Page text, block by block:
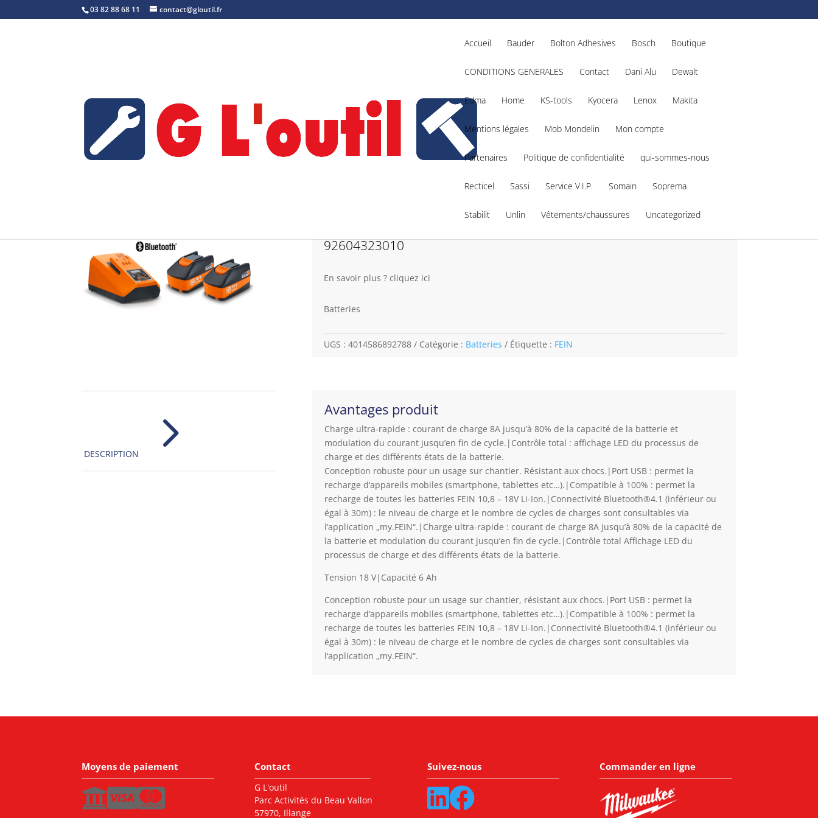
03 82 88 68 11 contact@gloutil.fr
Accueil Bauder Bolton Adhesives Bosch Boutique
CONDITIONS GENERALES Contact Dani Alu Dewalt
Edma Home KS-tools Kyocera Lenox Makita
Mentions légales Mob Mondelin Mon compte
Partenaires Politique de confidentialité qui-sommes-nous
Recticel Sassi Service V.I.P. Somain Soprema
Stabilit Unlin Vêtements/chaussures Uncategorized
Set de démarrage BC batteries Li-Ion 18V 6AH
92604323010
En savoir plus ? cliquez ici
Batteries
UGS : 4014586892788 Catégorie : Batteries Étiquette : FEIN
DESCRIPTION 5 Avantages produit
Charge ultra-rapide : courant de charge 8A jusqu’à 80% de la capacité de la batterie et
modulation du courant jusqu’en fin de cycle.|Contrôle total : affichage LED du processus de
charge et des différents états de la batterie.
Conception robuste pour un usage sur chantier. Résistant aux chocs.|Port USB : permet la
recharge d‘appareils mobiles (smartphone, tablettes etc…).|Compatible à 100% : permet la
recharge de toutes les batteries FEIN 10,8 – 18V Li-Ion.|Connectivité Bluetooth®4.1 (inférieur ou
égal à 30m) : le niveau de charge et le nombre de cycles de charges sont consultables via
l‘application „my.FEIN“.|Charge ultra-rapide : courant de charge 8A jusqu’à 80% de la capacité de
la batterie et modulation du courant jusqu’en fin de cycle.|Contrôle total Affichage LED du
processus de charge et des différents états de la batterie.
Tension 18 V|Capacité 6 Ah
Conception robuste pour un usage sur chantier, résistant aux chocs.|Port USB : permet la
recharge d‘appareils mobiles (smartphone, tablettes etc…).|Compatible à 100% : permet la
recharge de toutes les batteries FEIN 10,8 – 18V Li-Ion.|Connectivité Bluetooth®4.1 (inférieur ou
égal à 30m) : le niveau de charge et le nombre de cycles de charges sont consultables via
l‘application „my.FEIN“.
Moyens de paiement Contact
G L'outil
Parc Activités du Beau Vallon
57970, Illange
Suivez-nous Commander en ligne